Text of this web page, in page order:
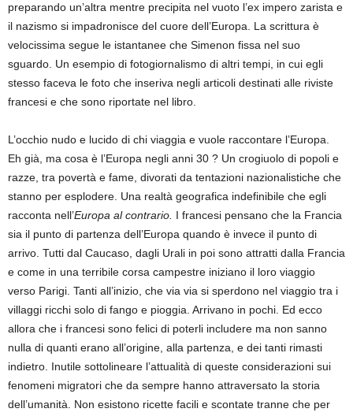
preparando un’altra mentre precipita nel vuoto l’ex impero zarista e
il nazismo si impadronisce del cuore dell’Europa. La scrittura è
velocissima segue le istantanee che Simenon fissa nel suo
sguardo. Un esempio di fotogiornalismo di altri tempi, in cui egli
stesso faceva le foto che inseriva negli articoli destinati alle riviste
francesi e che sono riportate nel libro.
L’occhio nudo e lucido di chi viaggia e vuole raccontare l’Europa.
Eh già, ma cosa è l’Europa negli anni 30 ? Un crogiuolo di popoli e
razze, tra povertà e fame, divorati da tentazioni nazionalistiche che
stanno per esplodere. Una realtà geografica indefinibile che egli
racconta nell’Europa al contrario. I francesi pensano che la Francia
sia il punto di partenza dell’Europa quando è invece il punto di
arrivo. Tutti dal Caucaso, dagli Urali in poi sono attratti dalla Francia
e come in una terribile corsa campestre iniziano il loro viaggio
verso Parigi. Tanti all’inizio, che via via si sperdono nel viaggio tra i
villaggi ricchi solo di fango e pioggia. Arrivano in pochi. Ed ecco
allora che i francesi sono felici di poterli includere ma non sanno
nulla di quanti erano all’origine, alla partenza, e dei tanti rimasti
indietro. Inutile sottolineare l’attualità di queste considerazioni sui
fenomeni migratori che da sempre hanno attraversato la storia
dell’umanità. Non esistono ricette facili e scontate tranne che per